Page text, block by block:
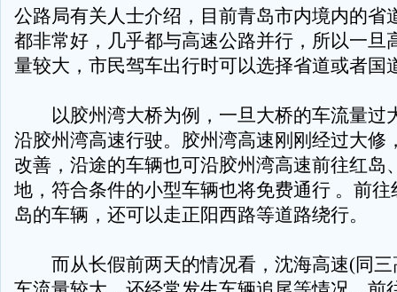
公路局有关人士介绍，目前青岛市内境内的省
都非常好，几乎都与高速公路并行，所以一旦
量较大，市民驾车出行时可以选择省道或者国
以胶州湾大桥为例，一旦大桥的车流量过
沿胶州湾高速行驶。胶州湾高速刚刚经过大修
改善，沿途的车辆也可沿胶州湾高速前往红岛
地，符合条件的小型车辆也将免费通行 。前
岛的车辆，还可以走正阳西路等道路绕行。
而从长假前两天的情况看，沈海高速(同三